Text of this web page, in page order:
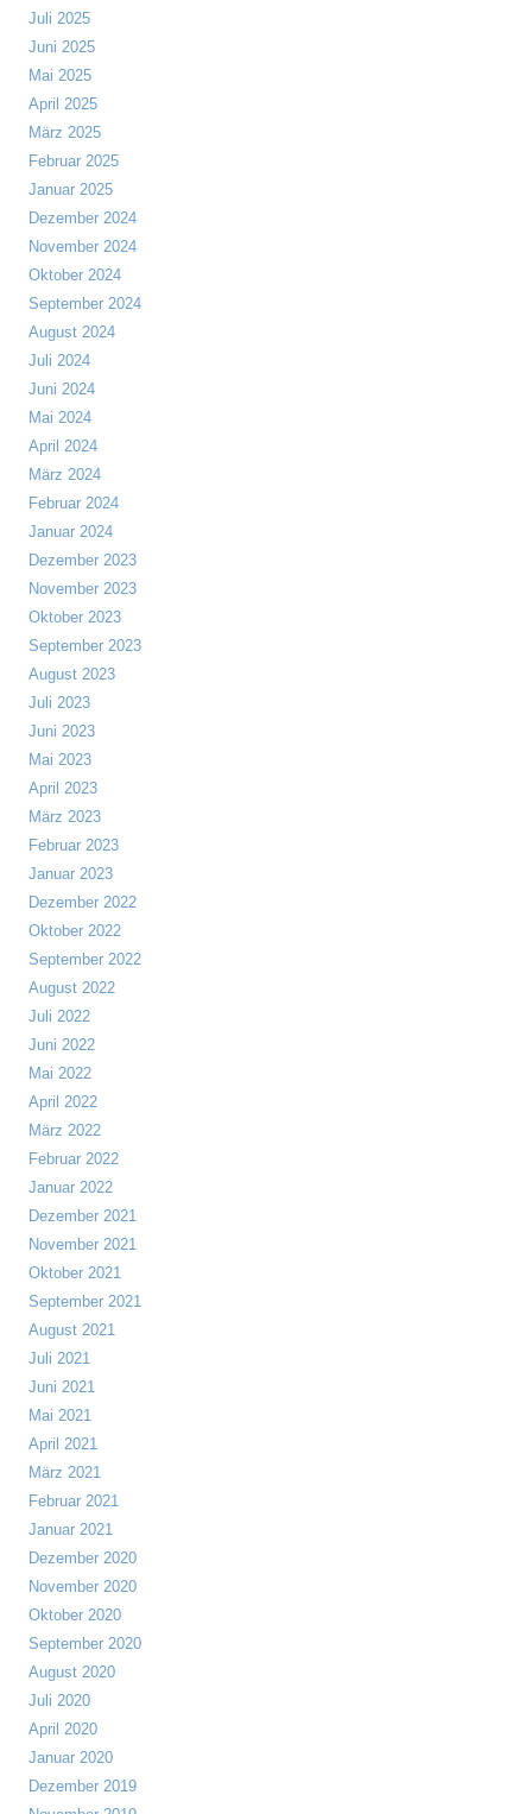
Juli 2025
Juni 2025
Mai 2025
April 2025
März 2025
Februar 2025
Januar 2025
Dezember 2024
November 2024
Oktober 2024
September 2024
August 2024
Juli 2024
Juni 2024
Mai 2024
April 2024
März 2024
Februar 2024
Januar 2024
Dezember 2023
November 2023
Oktober 2023
September 2023
August 2023
Juli 2023
Juni 2023
Mai 2023
April 2023
März 2023
Februar 2023
Januar 2023
Dezember 2022
Oktober 2022
September 2022
August 2022
Juli 2022
Juni 2022
Mai 2022
April 2022
März 2022
Februar 2022
Januar 2022
Dezember 2021
November 2021
Oktober 2021
September 2021
August 2021
Juli 2021
Juni 2021
Mai 2021
April 2021
März 2021
Februar 2021
Januar 2021
Dezember 2020
November 2020
Oktober 2020
September 2020
August 2020
Juli 2020
April 2020
Januar 2020
Dezember 2019